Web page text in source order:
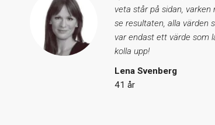
veta står på sidan,
se resultaten, alla värden
var endast ett värde som
kolla upp!
Lena Svenberg
41 år